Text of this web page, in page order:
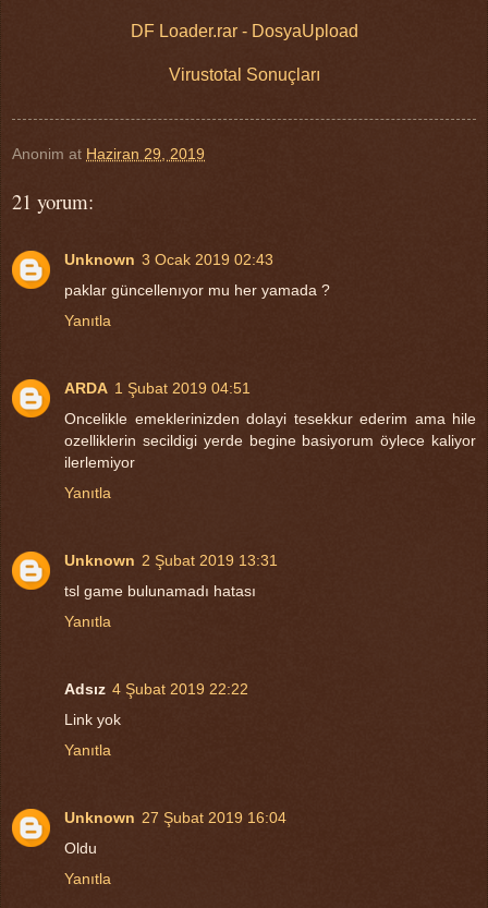
DF Loader.rar - DosyaUpload
Virustotal Sonuçları
Anonim at Haziran 29, 2019
21 yorum:
Unknown 3 Ocak 2019 02:43
paklar güncellenıyor mu her yamada ?
Yanıtla
ARDA 1 Şubat 2019 04:51
Oncelikle emeklerinizden dolayi tesekkur ederim ama hile
ozelliklerin secildigi yerde begine basiyorum öylece kaliyor
ilerlemiyor
Yanıtla
Unknown 2 Şubat 2019 13:31
tsl game bulunamadı hatası
Yanıtla
Adsız 4 Şubat 2019 22:22
Link yok
Yanıtla
Unknown 27 Şubat 2019 16:04
Oldu
Yanıtla